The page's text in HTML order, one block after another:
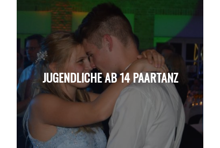
JUGENDLICHE AB 14 PAARTANZ